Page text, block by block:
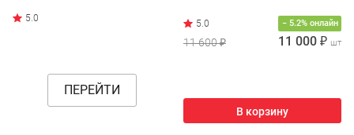
ПЕРЕЙТИ
− 5.2% онлайн
11 600 ₽ 11 000 ₽ шт
В корзину